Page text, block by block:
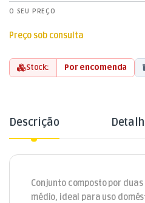
O SEU PREÇO
Preço sob consulta
Stock: Por encomenda
Descrição
Conjunto composto por
médio, ideal para uso